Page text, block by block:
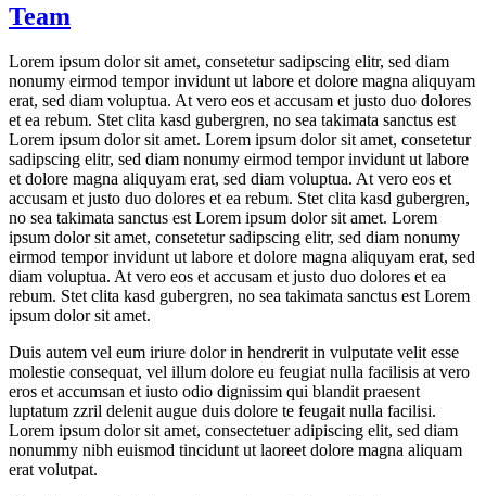
Team
Lorem ipsum dolor sit amet, consetetur sadipscing elitr, sed diam
nonumy eirmod tempor invidunt ut labore et dolore magna aliquyam
erat, sed diam voluptua. At vero eos et accusam et justo duo dolores
et ea rebum. Stet clita kasd gubergren, no sea takimata sanctus est
Lorem ipsum dolor sit amet. Lorem ipsum dolor sit amet, consetetur
sadipscing elitr, sed diam nonumy eirmod tempor invidunt ut labore
et dolore magna aliquyam erat, sed diam voluptua. At vero eos et
accusam et justo duo dolores et ea rebum. Stet clita kasd gubergren,
no sea takimata sanctus est Lorem ipsum dolor sit amet. Lorem
ipsum dolor sit amet, consetetur sadipscing elitr, sed diam nonumy
eirmod tempor invidunt ut labore et dolore magna aliquyam erat, sed
diam voluptua. At vero eos et accusam et justo duo dolores et ea
rebum. Stet clita kasd gubergren, no sea takimata sanctus est Lorem
ipsum dolor sit amet.
Duis autem vel eum iriure dolor in hendrerit in vulputate velit esse
molestie consequat, vel illum dolore eu feugiat nulla facilisis at vero
eros et accumsan et iusto odio dignissim qui blandit praesent
luptatum zzril delenit augue duis dolore te feugait nulla facilisi.
Lorem ipsum dolor sit amet, consectetuer adipiscing elit, sed diam
nonummy nibh euismod tincidunt ut laoreet dolore magna aliquam
erat volutpat.